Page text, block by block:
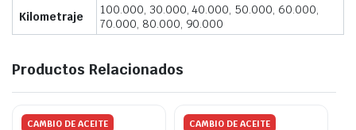
Kilometraje
100.000, 30.000, 40.000, 50.000, 60.000,
70.000, 80.000, 90.000
Productos Relacionados
CAMBIO DE ACEITE CAMBIO DE ACEITE